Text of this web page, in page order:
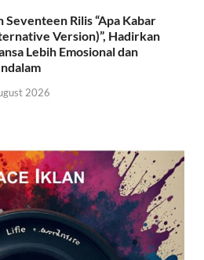
Seventeen Rilis “Apa Kabar
Version)”, Hadirkan
Lebih Emosional dan
2026